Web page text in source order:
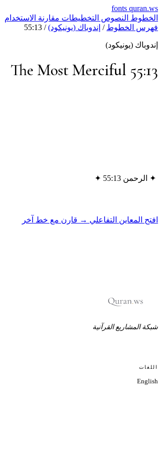
fonts quran.ws
الخطوط النصوص التخطيطات مقارنة الاستخدام
فهرس الخطوط / إندوباك (يونيكود) /
55:13
إندوباك (يونيكود)
The Most Merciful 55:13
✦ الرحمن 55:13 ✦
افتح المعاين التفاعلي → قارن مع خط آخر
شبكة المشاريع القرآنية
اللغات
English